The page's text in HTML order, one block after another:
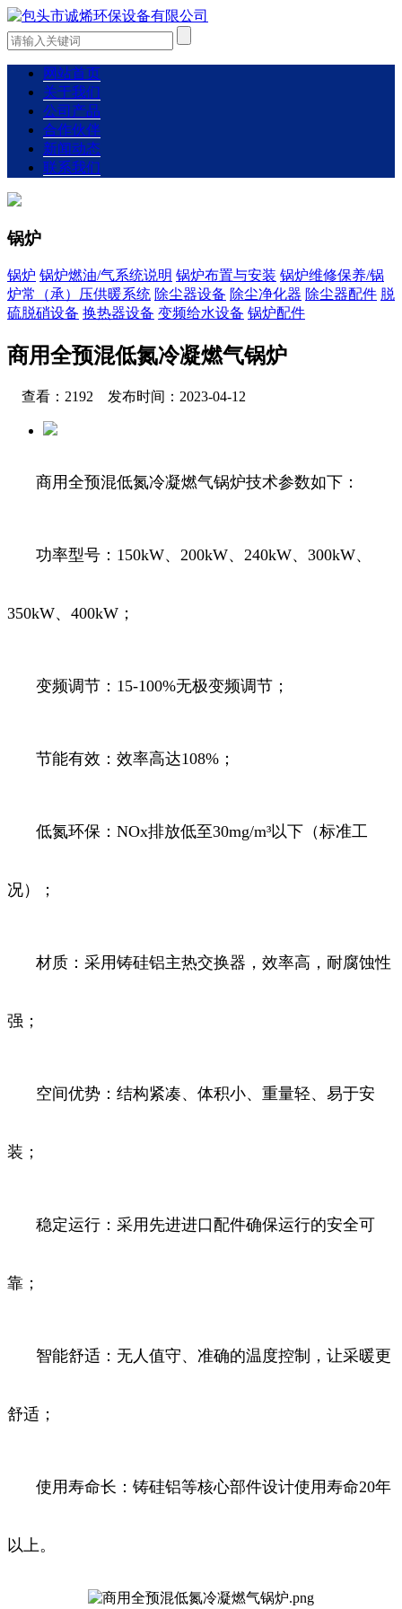
网站首页
关于我们
公司产品
合作伙伴
新闻动态
联系我们
锅炉
锅炉 锅炉燃油/气系统说明 锅炉布置与安装 锅炉维修保养/锅
炉常（承）压供暖系统 除尘器设备 除尘净化器 除尘器配件 脱
硫脱硝设备 换热器设备 变频给水设备 锅炉配件
商用全预混低氮冷凝燃气锅炉
查看：2192 发布时间：2023-04-12
商用全预混低氮冷凝燃气锅炉技术参数如下：
功率型号：150kW、200kW、240kW、300kW、
350kW、400kW；
变频调节：15-100%无极变频调节；
节能有效：效率高达108%；
低氮环保：NOx排放低至30mg/m³以下（标准工
况）；
材质：采用铸硅铝主热交换器，效率高，耐腐蚀性
强；
空间优势：结构紧凑、体积小、重量轻、易于安
装；
稳定运行：采用先进进口配件确保运行的安全可
靠；
智能舒适：无人值守、准确的温度控制，让采暖更
舒适；
使用寿命长：铸硅铝等核心部件设计使用寿命20年
以上。